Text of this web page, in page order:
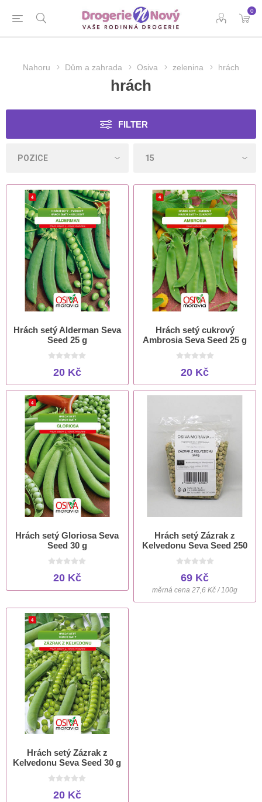
0
Nahoru Dům a zahrada Osiva zelenina hrách
hrách
FILTER
Hrách setý Alderman Seva
Seed 25 g
20 Kč
Hrách setý cukrový
Ambrosia Seva Seed 25 g
20 Kč
Hrách setý Gloriosa Seva
Seed 30 g
20 Kč
Hrách setý Zázrak z
Kelvedonu Seva Seed 250
69 Kč
měrná cena 27,6 Kč / 100g
Hrách setý Zázrak z
Kelvedonu Seva Seed 30 g
20 Kč